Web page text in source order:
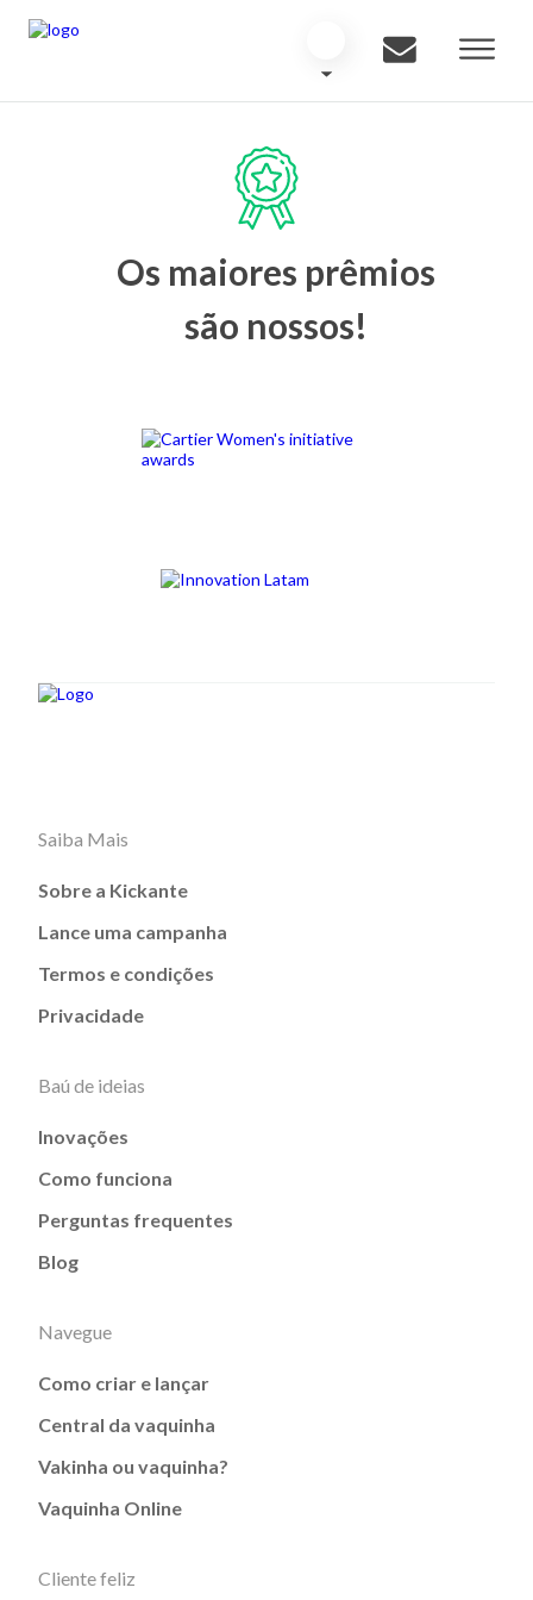
Os maiores prêmios
são nossos!
Saiba Mais
Sobre a Kickante
Lance uma campanha
Termos e condições
Privacidade
Baú de ideias
Inovações
Como funciona
Perguntas frequentes
Blog
Navegue
Como criar e lançar
Central da vaquinha
Vakinha ou vaquinha?
Vaquinha Online
Cliente feliz